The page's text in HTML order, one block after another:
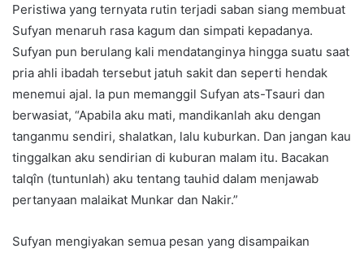
Peristiwa yang ternyata rutin terjadi saban siang membuat
Sufyan menaruh rasa kagum dan simpati kepadanya.
Sufyan pun berulang kali mendatanginya hingga suatu saat
pria ahli ibadah tersebut jatuh sakit dan seperti hendak
menemui ajal. Ia pun memanggil Sufyan ats-Tsauri dan
berwasiat, “Apabila aku mati, mandikanlah aku dengan
tanganmu sendiri, shalatkan, lalu kuburkan. Dan jangan kau
tinggalkan aku sendirian di kuburan malam itu. Bacakan
talqîn (tuntunlah) aku tentang tauhid dalam menjawab
pertanyaan malaikat Munkar dan Nakir.”
Sufyan mengiyakan semua pesan yang disampaikan